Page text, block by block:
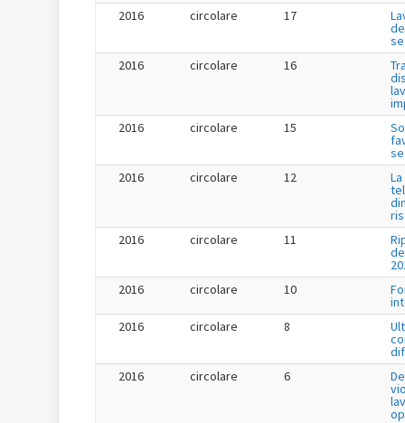
2016
circolare 17
2016
circolare 16
2016
circolare 15
2016
circolare 12
2016
circolare 11
2016
circolare 10
2016
circolare 8
2016
circolare 6